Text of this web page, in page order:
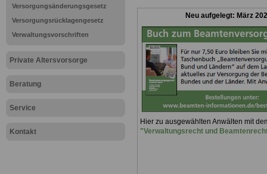
Versorgungsänderungsgesetz
Versorgungsrücklagengesetz
Verwaltungsvorschriften
Private Altersvorsorge
Beratung
Service
Kontakt
Neu aufgelegt: März
Hier zu ausgewählten Anwälten mit
"Verwaltungsrecht und